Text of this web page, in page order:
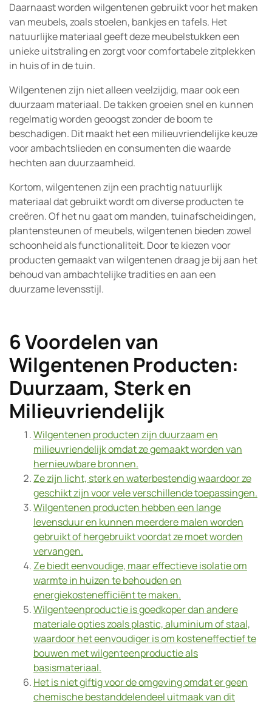
Daarnaast worden wilgentenen gebruikt voor het maken
van meubels, zoals stoelen, bankjes en tafels. Het
natuurlijke materiaal geeft deze meubelstukken een
unieke uitstraling en zorgt voor comfortabele zitplekken
in huis of in de tuin.
Wilgentenen zijn niet alleen veelzijdig, maar ook een
duurzaam materiaal. De takken groeien snel en kunnen
regelmatig worden geoogst zonder de boom te
beschadigen. Dit maakt het een milieuvriendelijke keuze
voor ambachtslieden en consumenten die waarde
hechten aan duurzaamheid.
Kortom, wilgentenen zijn een prachtig natuurlijk
materiaal dat gebruikt wordt om diverse producten te
creëren. Of het nu gaat om manden, tuinafscheidingen,
plantensteunen of meubels, wilgentenen bieden zowel
schoonheid als functionaliteit. Door te kiezen voor
producten gemaakt van wilgentenen draag je bij aan het
behoud van ambachtelijke tradities en aan een
duurzame levensstijl.
6 Voordelen van
Wilgentenen Producten:
Duurzaam, Sterk en
Milieuvriendelijk
Wilgentenen producten zijn duurzaam en
milieuvriendelijk omdat ze gemaakt worden van
hernieuwbare bronnen.
Ze zijn licht, sterk en waterbestendig waardoor ze
geschikt zijn voor vele verschillende toepassingen.
Wilgentenen producten hebben een lange
levensduur en kunnen meerdere malen worden
gebruikt of hergebruikt voordat ze moet worden
vervangen.
Ze biedt eenvoudige, maar effectieve isolatie om
warmte in huizen te behouden en
energiekostenefficiënt te maken.
Wilgenteenproductie is goedkoper dan andere
materiale opties zoals plastic, aluminium of staal,
waardoor het eenvoudiger is om kosteneffectief te
bouwen met wilgenteenproductie als
basismateriaal.
Het is niet giftig voor de omgeving omdat er geen
chemische bestanddelendeel uitmaak van dit